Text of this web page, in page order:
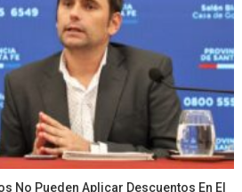
No Pueden Aplicar Descuentos En El